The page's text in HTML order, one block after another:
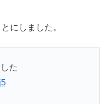
にしました。
た